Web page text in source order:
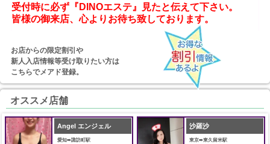
受付時に必ず『DINOエステ』見たと伝えて下さい。
お店からの限定割引や
新人入店情報等受け取りたい方は
こちらでメアド登録。
オススメ店舗
Angel エンジェル
愛知➠諏訪町駅
沙羅沙
東京➠東久留米駅